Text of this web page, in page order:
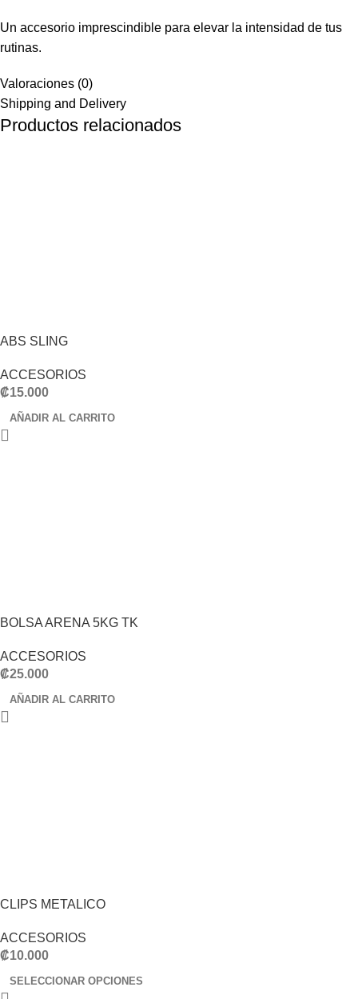
Un accesorio imprescindible para elevar la intensidad de tus
rutinas.
Valoraciones (0)
Shipping and Delivery
Productos relacionados
ABS SLING
ACCESORIOS
₡15.000
AÑADIR AL CARRITO
BOLSA ARENA 5KG TK
ACCESORIOS
₡25.000
AÑADIR AL CARRITO
CLIPS METALICO
ACCESORIOS
₡10.000
SELECCIONAR OPCIONES